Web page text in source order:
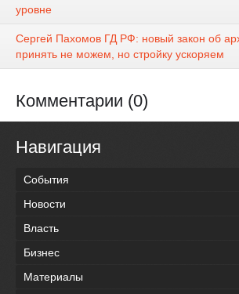
уровне
Сергей Пахомов ГД РФ: новый закон об
принять не можем, но стройку ускоряем
Комментарии (0)
Навигация
События
Новости
Власть
Бизнес
Материалы